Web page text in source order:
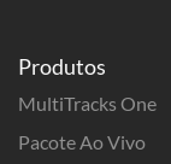
Produtos
MultiTracks One
Pacote Ao Vivo